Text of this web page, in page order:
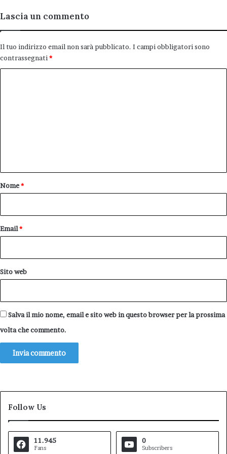
Lascia un commento
Il tuo indirizzo email non sarà pubblicato. I campi obbligatori sono
contrassegnati *
o
Nome*
Email*
Sito web
Salva il mio nome, email e sito web in questo browser per la prossima
volta che commento.
Follow Us
11.945
Fans
0
Subscribers